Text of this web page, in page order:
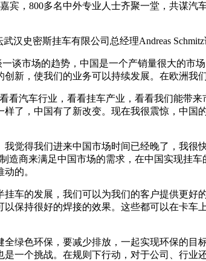
宾，800多名中外专业人士齐聚一堂，共谋
汉史密斯挂车有限公司总经理Andreas Schmitz
一谈市场的趋势，中国是一个产销量很大的
新，使我们的业务可以持续发展。在欧洲我
看汽车行业，看看挂车产业，看看我们能带
样了，中国有了新改变。现在我很震惊，中
觉得我们进来中国市场时间已经晚了，我
造商来满足中国市场的需求，在中国实现挂
的。
车的发展，我们可以为我们的客户提供更好
保持很好的焊接的效果。这些都可以在卡
绿色环保，要减少排放，一起实现环保的
一个挑战。在规则下行动，对于公司、行